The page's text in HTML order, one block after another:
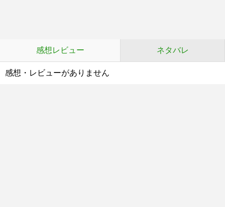
感想レビュー ネタバレ
感想・レビューがありません